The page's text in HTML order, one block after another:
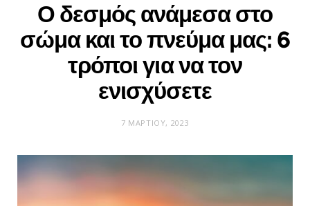
Ο δεσμός ανάμεσα στο
σώμα και το πνεύμα μας: 6
τρόποι για να τον
ενισχύσετε
7 ΜΑΡΤΊΟΥ, 2023